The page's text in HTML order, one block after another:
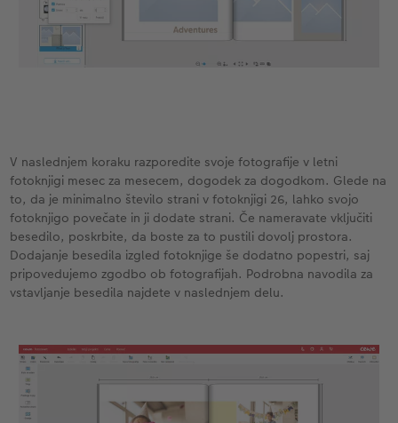
V naslednjem koraku razporedite svoje fotografije v letni
fotoknjigi mesec za mesecem, dogodek za dogodkom. Glede na
to, da je minimalno število strani v fotoknjigi 26, lahko svojo
fotoknjigo povečate in ji dodate strani. Če nameravate vključiti
besedilo, poskrbite, da boste za to pustili dovolj prostora.
Dodajanje besedila izgled fotoknjige še dodatno popestri, saj
pripovedujemo zgodbo ob fotografijah. Podrobna navodila za
vstavljanje besedila najdete v naslednjem delu.